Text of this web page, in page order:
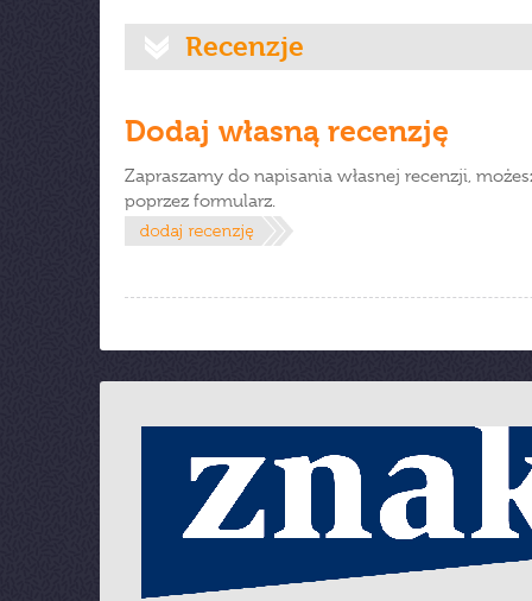
Recenzje
Dodaj własną recenzję
Zapraszamy do napisania własnej recenzji,
poprzez formularz.